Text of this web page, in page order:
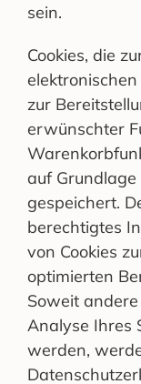
sein.
Cookies, die
zur
erwünschter
auf Grundlage
gespeichert.
berechtigtes
von Cookies
optimierten
Soweit andere
Analyse Ihres
werden,